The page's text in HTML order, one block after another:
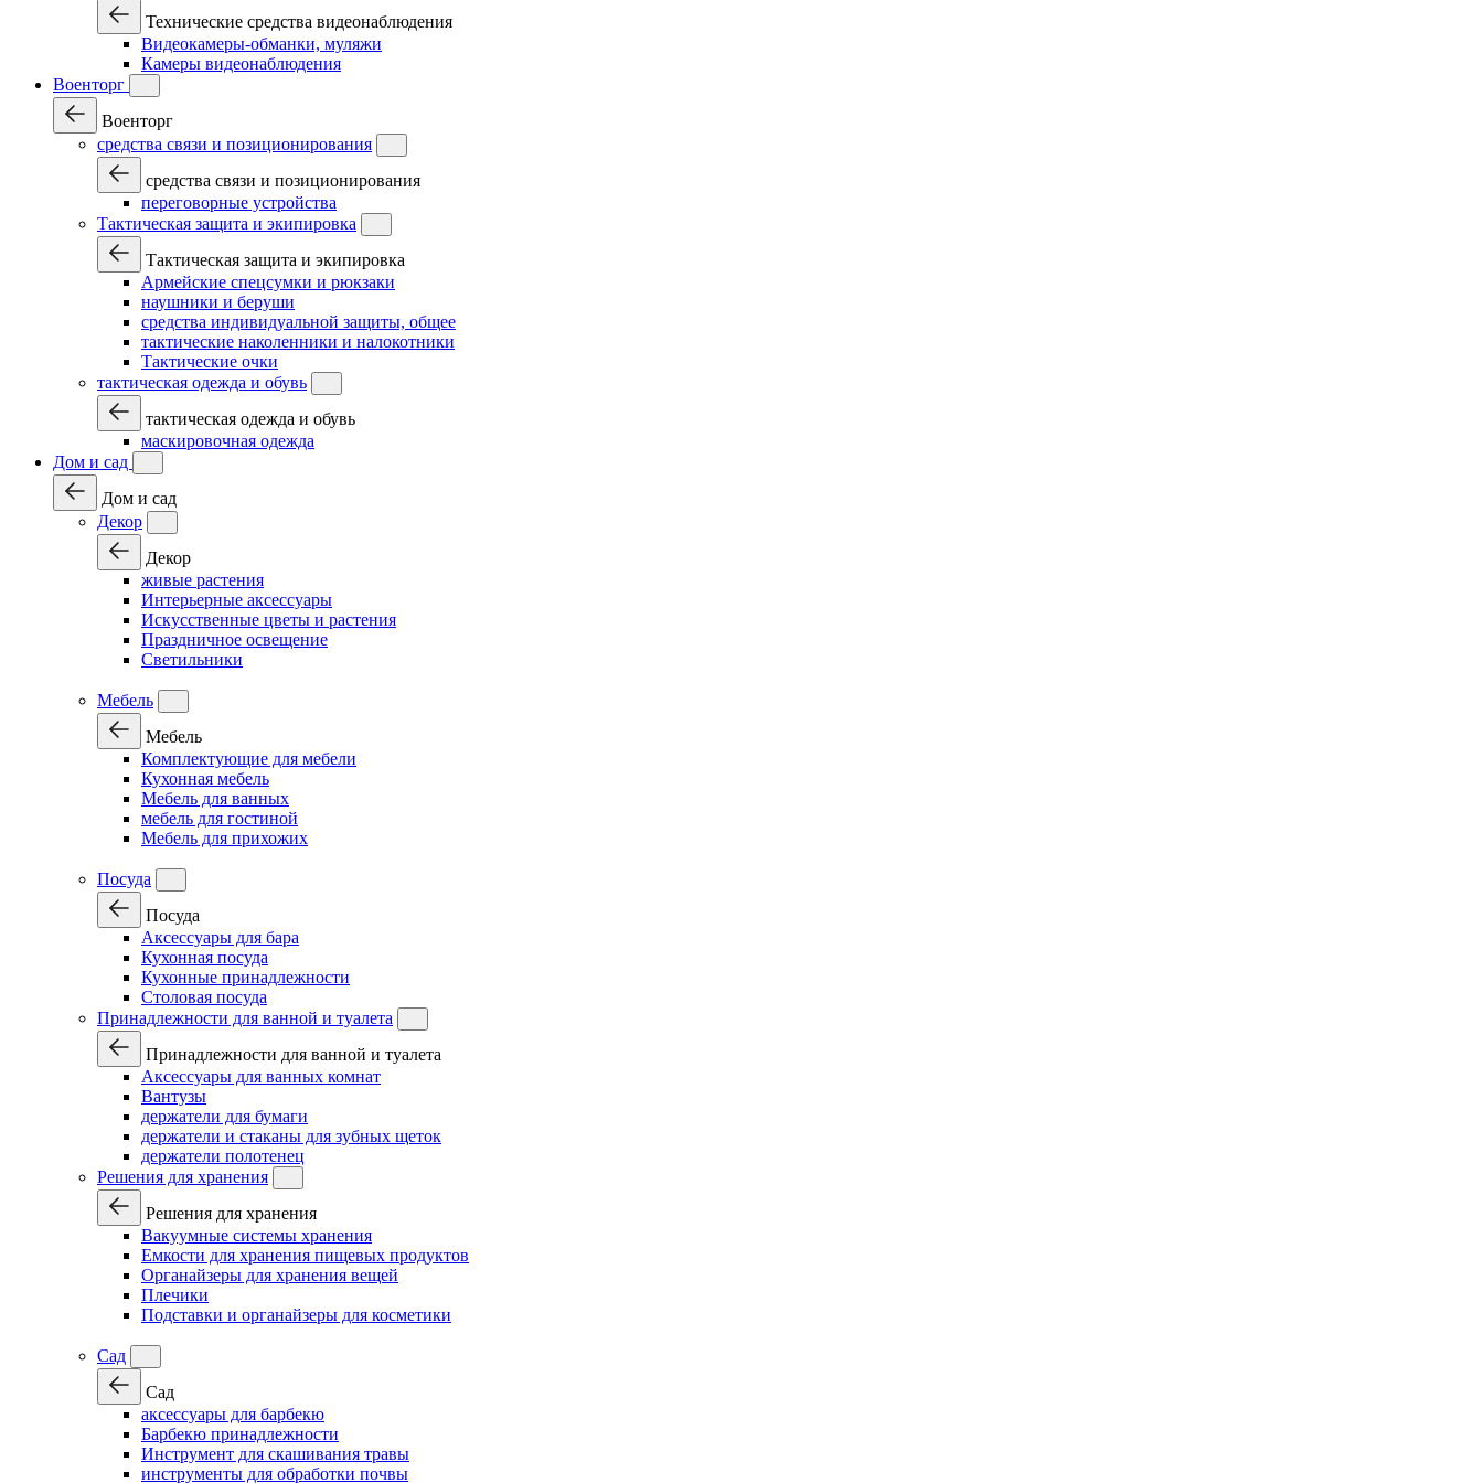
Технические средства видеонаблюдения
Видеокамеры-обманки, муляжи
Камеры видеонаблюдения
Военторг
Военторг
средства связи и позиционирования
средства связи и позиционирования
переговорные устройства
Тактическая защита и экипировка
Тактическая защита и экипировка
Армейские спецсумки и рюкзаки
наушники и беруши
средства индивидуальной защиты, общее
тактические наколенники и налокотники
Тактические очки
тактическая одежда и обувь
тактическая одежда и обувь
маскировочная одежда
Дом и сад
Дом и сад
Декор
Декор
живые растения
Интерьерные аксессуары
Искусственные цветы и растения
Праздничное освещение
Светильники
Мебель
Мебель
Комплектующие для мебели
Кухонная мебель
Мебель для ванных
мебель для гостиной
Мебель для прихожих
Посуда
Посуда
Аксессуары для бара
Кухонная посуда
Кухонные принадлежности
Столовая посуда
Принадлежности для ванной и туалета
Принадлежности для ванной и туалета
Аксессуары для ванных комнат
Вантузы
держатели для бумаги
держатели и стаканы для зубных щеток
держатели полотенец
Решения для хранения
Решения для хранения
Вакуумные системы хранения
Емкости для хранения пищевых продуктов
Органайзеры для хранения вещей
Плечики
Подставки и органайзеры для косметики
Сад
Сад
аксессуары для барбекю
Барбекю принадлежности
Инструмент для скашивания травы
инструменты для обработки почвы